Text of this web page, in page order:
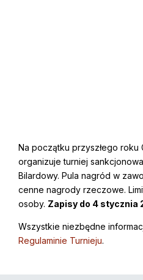
Na początku przyszłego roku
organizuje turniej
Bilardowy. Pula nagród w
cenne nagrody rzeczowe.
osoby. Zapisy do 4 stycznia
Wszystkie niezbędne
Regulaminie Turnieju.